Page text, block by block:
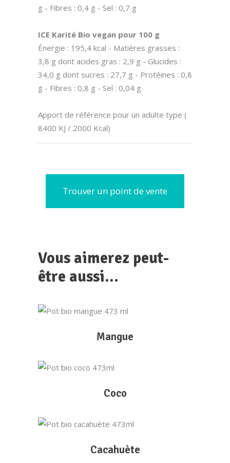
g - Fibres : 0,4 g - Sel : 0,7 g
ICE Karité Bio vegan pour 100 g
Énergie : 195,4 kcal - Matières grasses :
3,8 g dont acides gras : 2,9 g - Glucides :
34,0 g dont sucres : 27,7 g - Protéines : 0,8
g - Fibres : 0,8 g - Sel : 0,04 g
Apport de référence pour un adulte type (
8400 KJ / 2000 Kcal)
Trouver un point de vente
Vous aimerez peut-
être aussi…
Mangue
Coco
Cacahuète